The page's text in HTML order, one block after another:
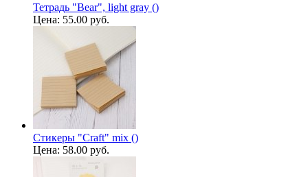
Тетрадь "Bear", light gray ()
Цена: 55.00 руб.
Стикеры "Craft" mix ()
Цена: 58.00 руб.